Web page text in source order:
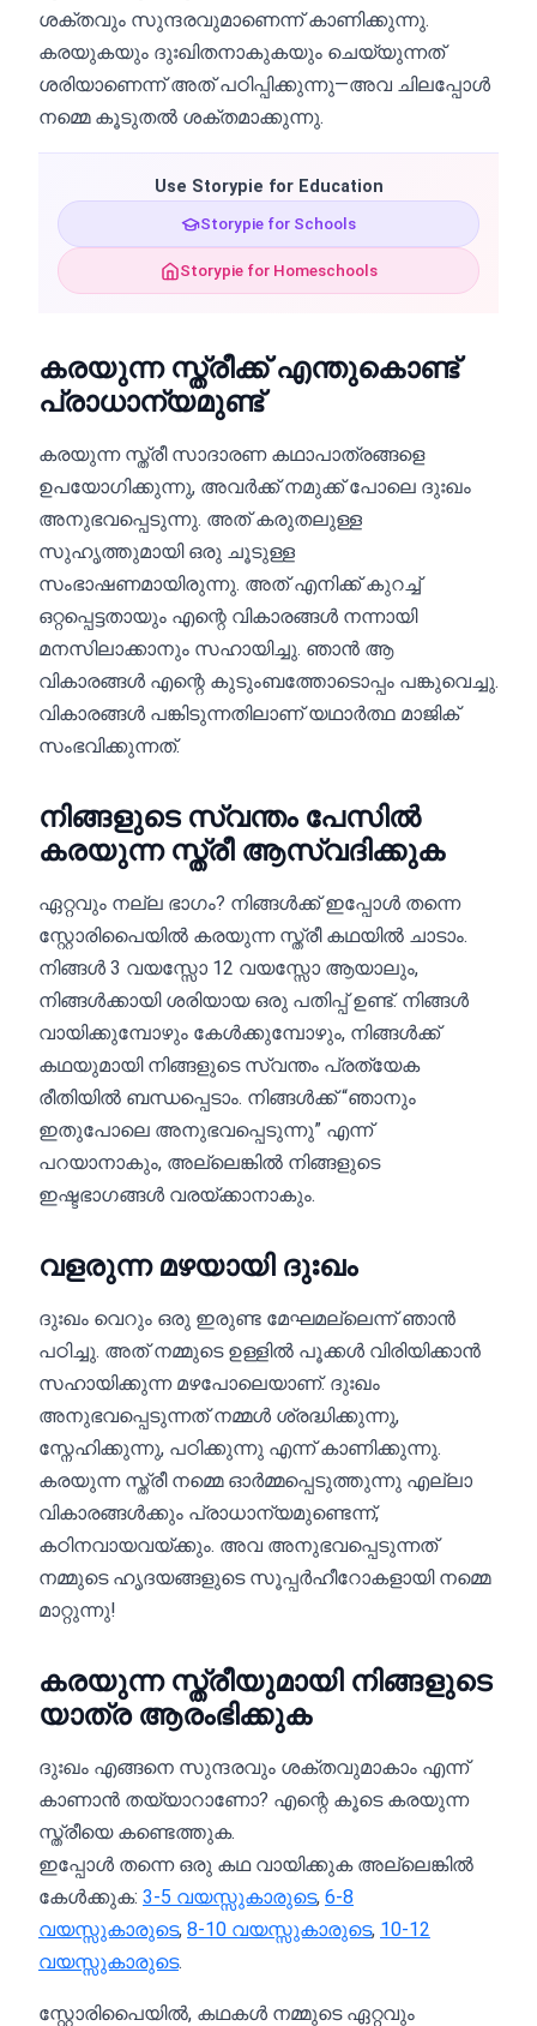
ശക്തവും സുന്ദരവുമാണെന്ന് കാണിക്കുന്നു.
കരയുകയും ദുഃഖിതനാകുകയും ചെയ്യുന്നത്
ശരിയാണെന്ന് അത് പഠിപ്പിക്കുന്നു—അവ ചിലപ്പോൾ
നമ്മെ കൂടുതൽ ശക്തമാക്കുന്നു.
Use Storypie for Education
Storypie for Schools
Storypie for Homeschools
കരയുന്ന സ്ത്രീക്ക് എന്തുകൊണ്ട്
പ്രാധാന്യമുണ്ട്
കരയുന്ന സ്ത്രീ സാദാരണ കഥാപാത്രങ്ങളെ
ഉപയോഗിക്കുന്നു, അവർക്ക് നമുക്ക് പോലെ ദുഃഖം
അനുഭവപ്പെടുന്നു. അത് കരുതലുള്ള
സുഹൃത്തുമായി ഒരു ചൂടുള്ള
സംഭാഷണമായിരുന്നു. അത് എനിക്ക് കുറച്ച്
ഒറ്റപ്പെട്ടതായും എന്റെ വികാരങ്ങൾ നന്നായി
മനസിലാക്കാനും സഹായിച്ചു. ഞാൻ ആ
വികാരങ്ങൾ എന്റെ കുടുംബത്തോടൊപ്പം പങ്കുവെച്ചു.
വികാരങ്ങൾ പങ്കിടുന്നതിലാണ് യഥാർത്ഥ മാജിക്
സംഭവിക്കുന്നത്.
നിങ്ങളുടെ സ്വന്തം പേസിൽ
കരയുന്ന സ്ത്രീ ആസ്വദിക്കുക
ഏറ്റവും നല്ല ഭാഗം? നിങ്ങൾക്ക് ഇപ്പോൾ തന്നെ
സ്റ്റോരിപൈയിൽ കരയുന്ന സ്ത്രീ കഥയിൽ ചാടാം.
നിങ്ങൾ 3 വയസ്സോ 12 വയസ്സോ ആയാലും,
നിങ്ങൾക്കായി ശരിയായ ഒരു പതിപ്പ് ഉണ്ട്. നിങ്ങൾ
വായിക്കുമ്പോഴും കേൾക്കുമ്പോഴും, നിങ്ങൾക്ക്
കഥയുമായി നിങ്ങളുടെ സ്വന്തം പ്രത്യേക
രീതിയിൽ ബന്ധപ്പെടാം. നിങ്ങൾക്ക് “ഞാനും
ഇതുപോലെ അനുഭവപ്പെടുന്നു” എന്ന്
പറയാനാകും, അല്ലെങ്കിൽ നിങ്ങളുടെ
ഇഷ്ടഭാഗങ്ങൾ വരയ്ക്കാനാകും.
വളരുന്ന മഴയായി ദുഃഖം
ദുഃഖം വെറും ഒരു ഇരുണ്ട മേഘമല്ലെന്ന് ഞാൻ
പഠിച്ചു. അത് നമ്മുടെ ഉള്ളിൽ പൂക്കൾ വിരിയിക്കാൻ
സഹായിക്കുന്ന മഴപോലെയാണ്. ദുഃഖം
അനുഭവപ്പെടുന്നത് നമ്മൾ ശ്രദ്ധിക്കുന്നു,
സ്നേഹിക്കുന്നു, പഠിക്കുന്നു എന്ന് കാണിക്കുന്നു.
കരയുന്ന സ്ത്രീ നമ്മെ ഓർമ്മപ്പെടുത്തുന്നു എല്ലാ
വികാരങ്ങൾക്കും പ്രാധാന്യമുണ്ടെന്ന്,
കഠിനവായവയ്ക്കും. അവ അനുഭവപ്പെടുന്നത്
നമ്മുടെ ഹൃദയങ്ങളുടെ സൂപ്പർഹീറോകളായി നമ്മെ
മാറ്റുന്നു!
കരയുന്ന സ്ത്രീയുമായി നിങ്ങളുടെ
യാത്ര ആരംഭിക്കുക
ദുഃഖം എങ്ങനെ സുന്ദരവും ശക്തവുമാകാം എന്ന്
കാണാൻ തയ്യാറാണോ? എന്റെ കൂടെ കരയുന്ന
സ്ത്രീയെ കണ്ടെത്തുക.
ഇപ്പോൾ തന്നെ ഒരു കഥ വായിക്കുക അല്ലെങ്കിൽ
കേൾക്കുക: 3-5 വയസ്സുകാരുടെ, 6-8
വയസ്സുകാരുടെ, 8-10 വയസ്സുകാരുടെ, 10-12
വയസ്സുകാരുടെ.
സ്റ്റോരിപൈയിൽ, കഥകൾ നമ്മുടെ ഏറ്റവും